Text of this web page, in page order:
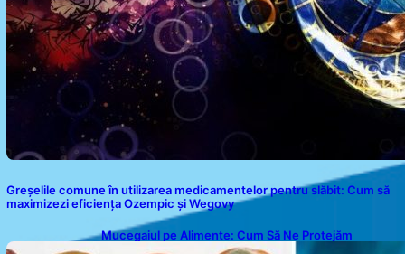
Greșelile comune în utilizarea medicamentelor pentru slăbit: Cum să
maximizezi eficiența Ozempic și Wegovy
Mucegaiul pe Alimente: Cum Să Ne Protejăm